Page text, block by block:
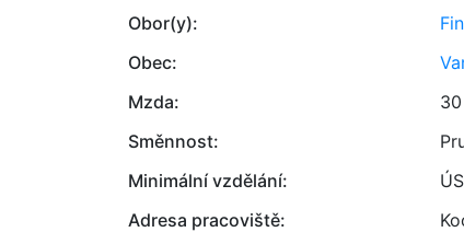
Obor(y):
Obec:
Mzda:
Směnnost:
Minimální vzdělání:
Adresa pracoviště: